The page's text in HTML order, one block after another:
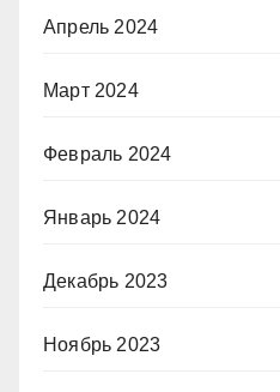
Апрель 2024
Март 2024
Февраль 2024
Январь 2024
Декабрь 2023
Ноябрь 2023